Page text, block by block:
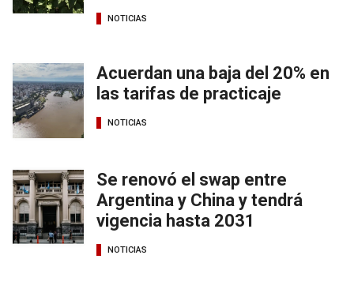
NOTICIAS
Acuerdan una baja del 20% en
las tarifas de practicaje
NOTICIAS
Se renovó el swap entre
Argentina y China y tendrá
vigencia hasta 2031
NOTICIAS